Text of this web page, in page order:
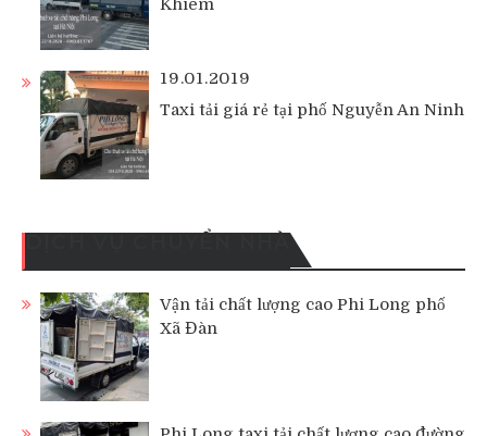
Khiêm
19.01.2019
Taxi tải giá rẻ tại phố Nguyễn An Ninh
DỊCH VỤ CHUYỂN NHÀ
Vận tải chất lượng cao Phi Long phố
Xã Đàn